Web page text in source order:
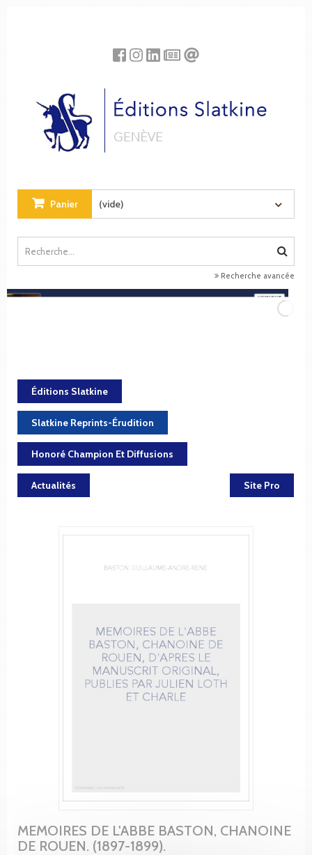
Panier (vide)
Recherche avancée
Éditions Slatkine
Slatkine Reprints-Érudition
Honoré Champion Et Diffusions
Actualités Site Pro
MEMOIRES DE L'ABBE BASTON, CHANOINE
DE ROUEN. (1897-1899).